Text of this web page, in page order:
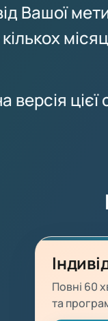
Вашої
версія цієї
Повні 60
та